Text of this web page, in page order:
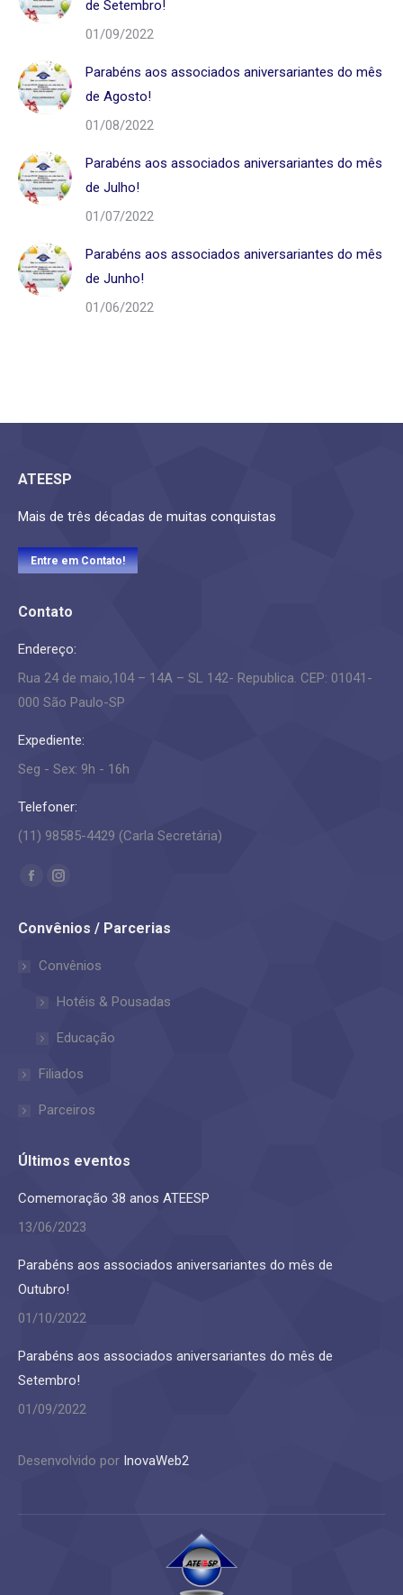
de Setembro!
01/09/2022
Parabéns aos associados aniversariantes do mês
de Agosto!
01/08/2022
Parabéns aos associados aniversariantes do mês
de Julho!
01/07/2022
Parabéns aos associados aniversariantes do mês
de Junho!
01/06/2022
ATEESP
Mais de três décadas de muitas conquistas
Entre em Contato!
Contato
Endereço:
Rua 24 de maio,104 – 14A – SL 142- Republica. CEP: 01041-
000 São Paulo-SP
Expediente:
Seg - Sex: 9h - 16h
Telefoner:
(11) 98585-4429 (Carla Secretária)
Encontre-nos em:
Facebook
opens
window
Instagram
opens
window
Convênios / Parcerias
Convênios
Hotéis & Pousadas
Educação
Filiados
Parceiros
Últimos eventos
Comemoração 38 anos ATEESP
13/06/2023
Parabéns aos associados aniversariantes do mês de
Outubro!
01/10/2022
Parabéns aos associados aniversariantes do mês de
Setembro!
01/09/2022
Desenvolvido por InovaWeb2